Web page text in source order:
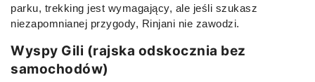
parku, trekking jest wymagający, ale jeśli szukasz
niezapomnianej przygody, Rinjani nie zawodzi.
Wyspy Gili (rajska odskocznia bez
samochodów)